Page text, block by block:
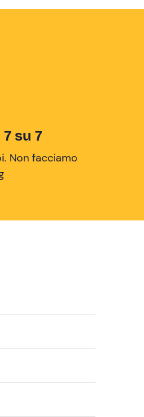
su 7
Non facciamo